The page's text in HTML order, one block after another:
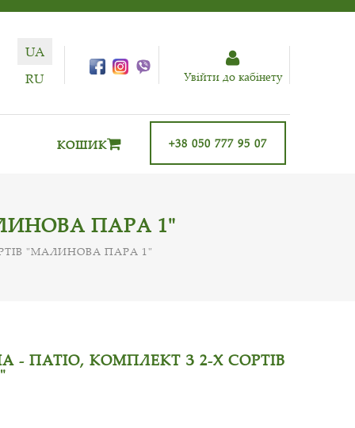
UA
RU
Увiйти до кабiнету
+38 050 777 95 07
КОШИК
ПАРА 1"
"МАЛИНОВА ПАРА 1"
ПАТІО, КОМПЛЕКТ З 2-Х СОРТІВ